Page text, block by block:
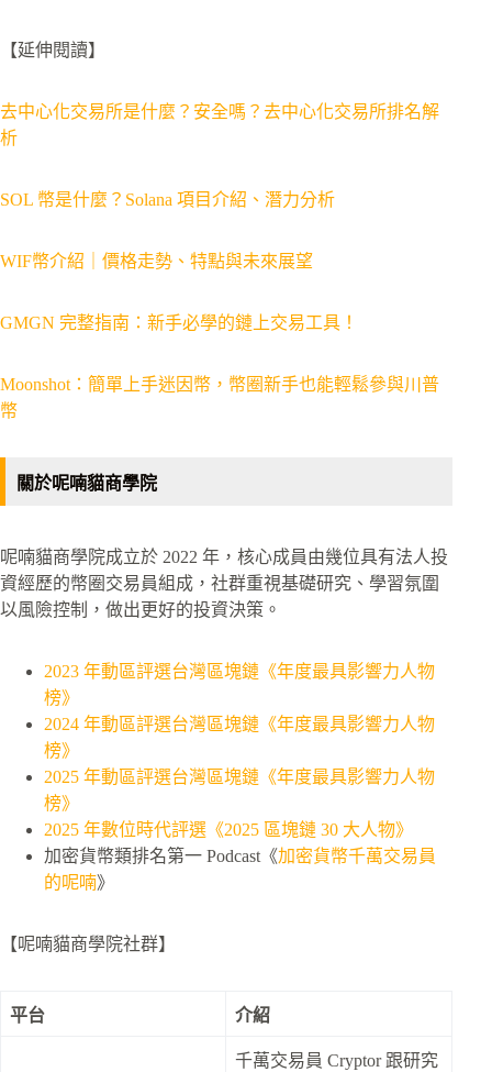
【延伸閱讀】
去中心化交易所是什麼？安全嗎？去中心化交易所排名解
析
SOL 幣是什麼？Solana 項目介紹、潛力分析
WIF幣介紹｜價格走勢、特點與未來展望
GMGN 完整指南：新手必學的鏈上交易工具！
Moonshot：簡單上手迷因幣，幣圈新手也能輕鬆參與川普
幣
關於呢喃貓商學院
呢喃貓商學院成立於 2022 年，核心成員由幾位具有法人投
資經歷的幣圈交易員組成，社群重視基礎研究、學習氛圍
以風險控制，做出更好的投資決策。
2023 年動區評選台灣區塊鏈《年度最具影響力人物
榜》
2024 年動區評選台灣區塊鏈《年度最具影響力人物
榜》
2025 年動區評選台灣區塊鏈《年度最具影響力人物
榜》
2025 年數位時代評選《2025 區塊鏈 30 大人物》
加密貨幣類排名第一 Podcast《加密貨幣千萬交易員
的呢喃》
【呢喃貓商學院社群】
平台 介紹
千萬交易員 Cryptor 跟研究